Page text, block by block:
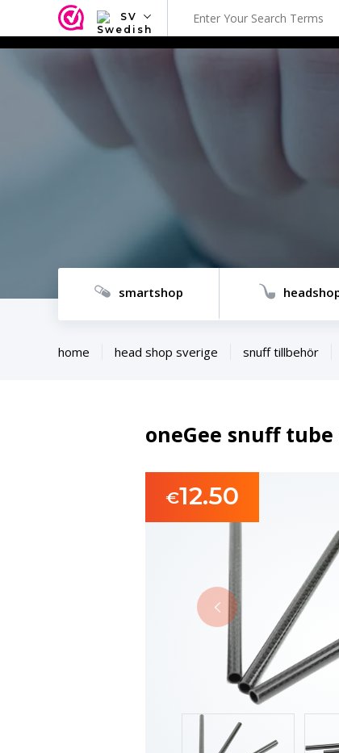
SV
smartshop
home head shop sverige snuff tillbehör
oneGee snuff
€12.50